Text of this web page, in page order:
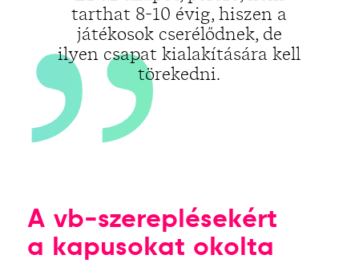
tarthat 8-10 évig, hiszen a
játékosok cserélődnek, de
ilyen csapat kialakítására kell
törekedni.
A vb-szereplésekért
a kapusokat okolta